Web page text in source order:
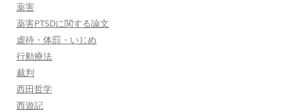
薬害
薬害PTSDに関する論文
虐待・体罰・いじめ
行動療法
裁判
西田哲学
西遊記